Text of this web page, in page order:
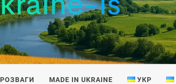
РОЗВАГИ MADE IN UKRAINE УКР